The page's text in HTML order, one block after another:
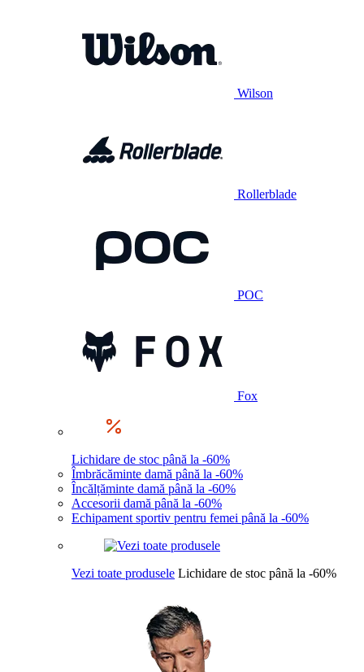
Wilson
Rollerblade
POC
Fox
Lichidare de stoc până la -60%
Îmbrăcăminte damă până la -60%
Încălțăminte damă până la -60%
Accesorii damă până la -60%
Echipament sportiv pentru femei până la -60%
Vezi toate produsele Lichidare de stoc până la -60%